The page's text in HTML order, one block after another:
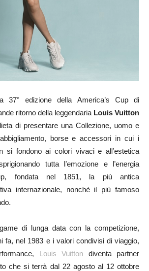
37° edizione della America’s Cup di
ritorno della leggendaria Louis Vuitton
di presentare una Collezione, uomo e
borse e accessori in cui i
si fondono ai colori vivaci e all’estetica
tutta l’emozione e l’energia
fondata nel 1851, la più antica
internazionale, nonchè il più famoso
di lunga data con la competizione,
fa, nel 1983 e i valori condivisi di viaggio,
Louis Vuitton diventa partner
che si terrà dal 22 agosto al 12 ottobre